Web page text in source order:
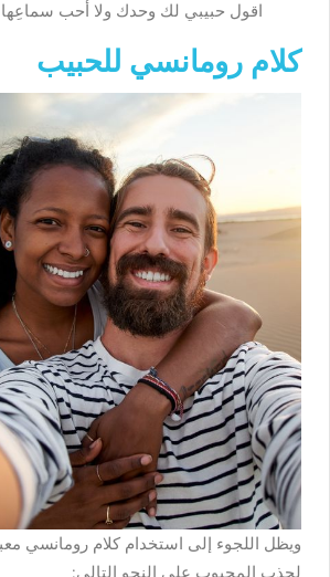
اقول حبيبي لك وحدك ولا أحب
كلام رومانسي للحبيب
ويظل اللجوء إلى استخدام كلام رومانسي
لجذب المحبوب على النحو التالي: